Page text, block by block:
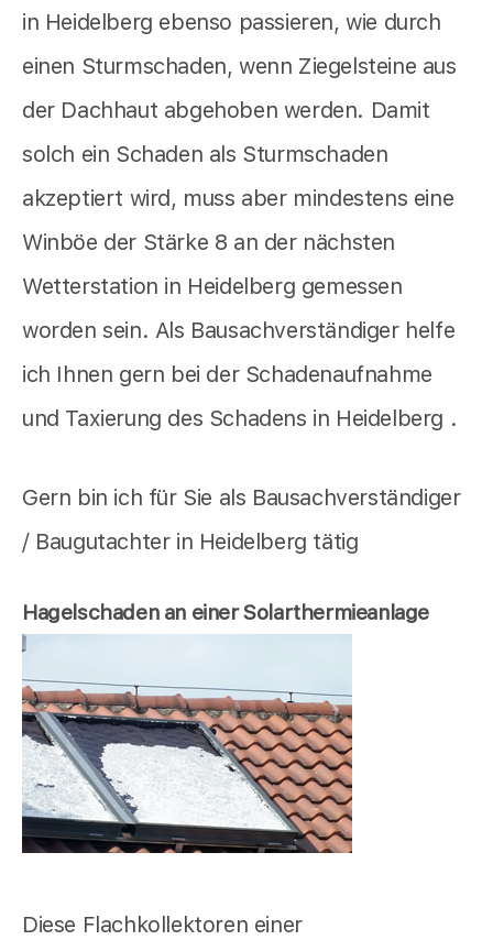
in Heidelberg ebenso passieren, wie durch
einen Sturmschaden, wenn Ziegelsteine aus
der Dachhaut abgehoben werden. Damit
solch ein Schaden als Sturmschaden
akzeptiert wird, muss aber mindestens eine
Winböe der Stärke 8 an der nächsten
Wetterstation in Heidelberg gemessen
worden sein. Als Bausachverständiger helfe
ich Ihnen gern bei der Schadenaufnahme
und Taxierung des Schadens in Heidelberg .
Gern bin ich für Sie als Bausachverständiger
/ Baugutachter in Heidelberg tätig
Hagelschaden an einer Solarthermieanlage
Diese Flachkollektoren einer